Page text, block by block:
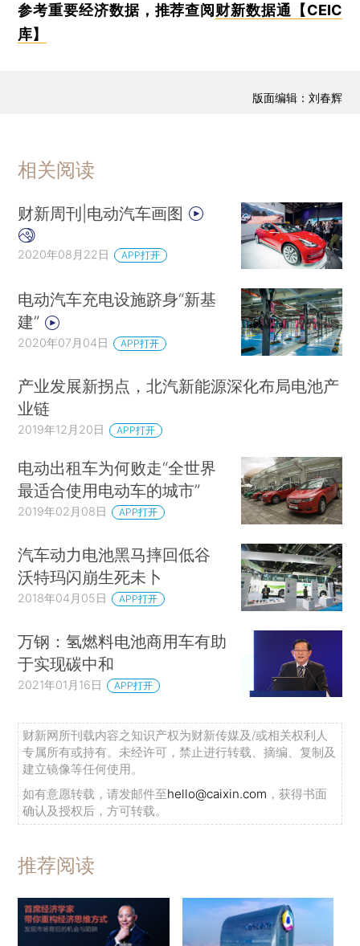
参考重要经济数据，推荐查阅 财新数据通【CEIC
库】
版面编辑：刘春辉
相关阅读
财新周刊|电动汽车画图
2020年08月22日 APP打开
电动汽车充电设施跻身“新基
建”
2020年07月04日 APP打开
产业发展新拐点，北汽新能源深化布局电池产
业链
2019年12月20日 APP打开
电动出租车为何败走“全世界
最适合使用电动车的城市”
2019年02月08日 APP打开
汽车动力电池黑马摔回低谷
沃特玛闪崩生死未卜
2018年04月05日 APP打开
万钢：氢燃料电池商用车有助
于实现碳中和
2021年01月16日 APP打开
财新网所刊载内容之知识产权为财新传媒及/或相关权利人
专属所有或持有。未经许可，禁止进行转载、摘编、复制及
建立镜像等任何使用。
如有意愿转载，请发邮件至hello@caixin.com ，获得书面
确认及授权后，方可转载。
推荐阅读